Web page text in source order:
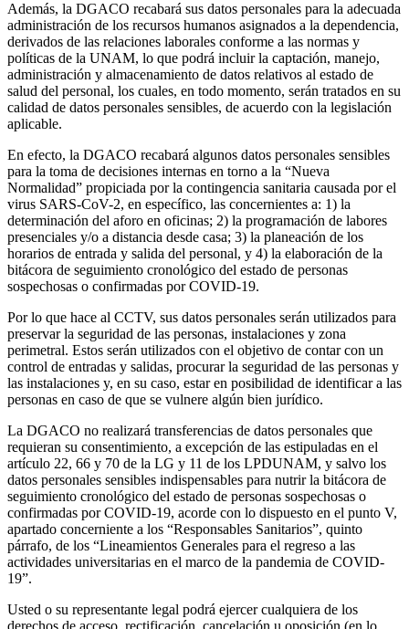
Además, la DGACO recabará sus datos personales para la adecuada
administración de los recursos humanos asignados a la dependencia,
derivados de las relaciones laborales conforme a las normas y
políticas de la UNAM, lo que podrá incluir la captación, manejo,
administración y almacenamiento de datos relativos al estado de
salud del personal, los cuales, en todo momento, serán tratados en su
calidad de datos personales sensibles, de acuerdo con la legislación
aplicable.
En efecto, la DGACO recabará algunos datos personales sensibles
para la toma de decisiones internas en torno a la “Nueva
Normalidad” propiciada por la contingencia sanitaria causada por el
virus SARS-CoV-2, en específico, las concernientes a: 1) la
determinación del aforo en oficinas; 2) la programación de labores
presenciales y/o a distancia desde casa; 3) la planeación de los
horarios de entrada y salida del personal, y 4) la elaboración de la
bitácora de seguimiento cronológico del estado de personas
sospechosas o confirmadas por COVID-19.
Por lo que hace al CCTV, sus datos personales serán utilizados para
preservar la seguridad de las personas, instalaciones y zona
perimetral. Estos serán utilizados con el objetivo de contar con un
control de entradas y salidas, procurar la seguridad de las personas y
las instalaciones y, en su caso, estar en posibilidad de identificar a las
personas en caso de que se vulnere algún bien jurídico.
La DGACO no realizará transferencias de datos personales que
requieran su consentimiento, a excepción de las estipuladas en el
artículo 22, 66 y 70 de la LG y 11 de los LPDUNAM, y salvo los
datos personales sensibles indispensables para nutrir la bitácora de
seguimiento cronológico del estado de personas sospechosas o
confirmadas por COVID-19, acorde con lo dispuesto en el punto V,
apartado concerniente a los “Responsables Sanitarios”, quinto
párrafo, de los “Lineamientos Generales para el regreso a las
actividades universitarias en el marco de la pandemia de COVID-
19”.
Usted o su representante legal podrá ejercer cualquiera de los